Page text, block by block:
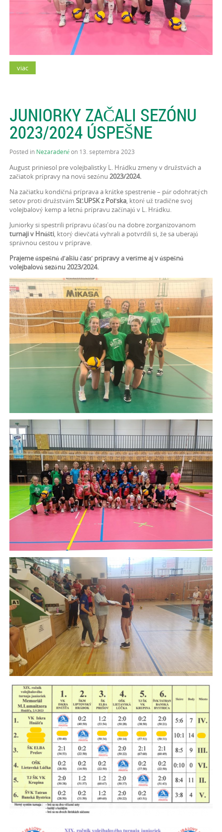
viac
JUNIORKY ZAČALI SEZÓNU
2023/2024 ÚSPEŠNE
Posted in Nezaradenéon 13. septembra 2023
August priniesol pre volejbalistky L. Hrádku zmeny v družstvách a
začiatok prípravy na novú sezónu 2023/2024.
Na začiatku kondičná príprava a krátke spestrenie – pár odohratých
setov proti družstvám SĽUPSK z Poľska, ktoré už tradične svoj
volejbalový kemp a letnú prípravu začínajú v L. Hrádku.
Juniorky si spestrili prípravu účasťou na dobre zorganizovanom
turnaji v Hnúšti, ktorý dievčatá vyhrali a potvrdili si, že sa uberajú
správnou cestou v príprave.
Prajeme úspešnú ďalšiu časť prípravy a veríme aj v úspešnú
volejbalovú sezónu 2023/2024.